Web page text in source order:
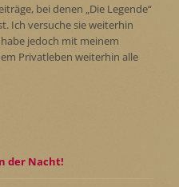
bei denen „Die Legende“
Ich versuche sie weiterhin
jedoch mit meinem
Privatleben weiterhin alle
der Nacht!